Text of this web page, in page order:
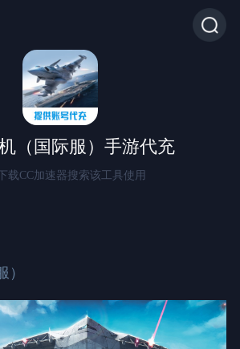
（国际服）手游代充
载CC加速器搜索该工具使用